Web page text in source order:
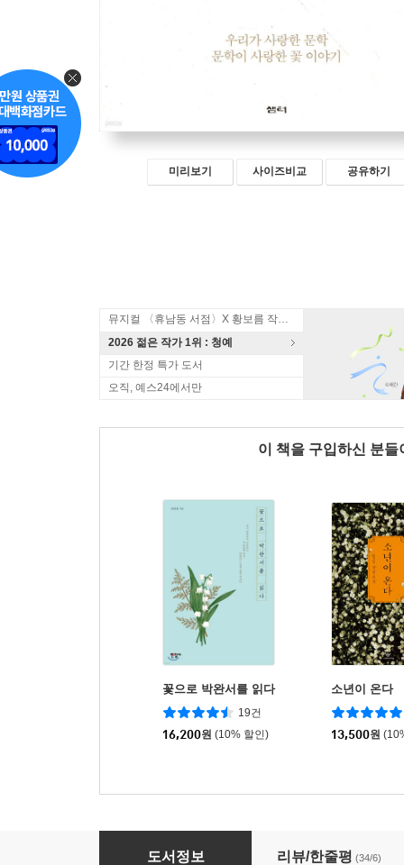
미리보기 사이즈비교 공유하기
뮤지컬 〈휴남동 서점〉X 황보름 작가 북토크
2026 젊은 작가 1위 : 청예
기간 한정 특가 도서
오직, 예스24에서만
이 책을 구입하신 분
꽃으로 박완서를 읽다
19건
16,200원 (10% 할인)
소년이 온다
13,500원
문학 속에 핀 꽃들
도서정보 리뷰/한줄평 (34/6)